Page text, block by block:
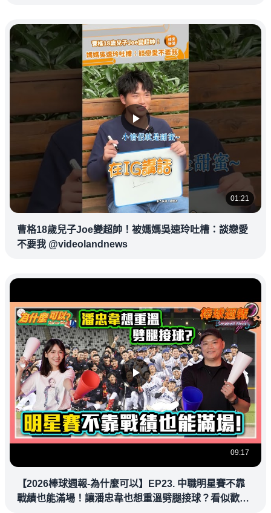
01:21
曹格18歲兒子Joe變超帥！被媽媽吳速玲吐槽：談戀愛
不要我 @videolandnews
09:17
【2026棒球週報-為什麼可以】EP23. 中職明星賽不靠
戰績也能滿場！讓潘忠韋也想重溫劈腿接球？看似歡樂